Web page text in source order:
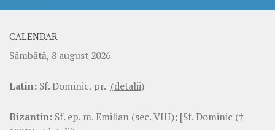
CALENDAR
Sâmbătă, 8 august 2026
Latin: Sf. Dominic, pr. (detalii)
Bizantin: Sf. ep. m. Emilian (sec. VIII); [Sf. Dominic (†